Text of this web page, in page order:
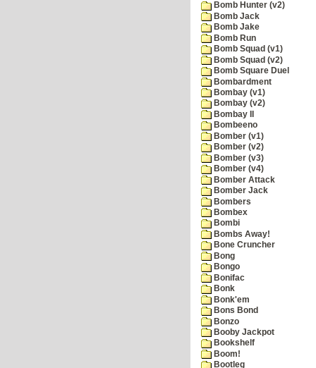
Bomb Hunter (v2)
Bomb Jack
Bomb Jake
Bomb Run
Bomb Squad (v1)
Bomb Squad (v2)
Bomb Square Duel
Bombardment
Bombay (v1)
Bombay (v2)
Bombay II
Bombeeno
Bomber (v1)
Bomber (v2)
Bomber (v3)
Bomber (v4)
Bomber Attack
Bomber Jack
Bombers
Bombex
Bombi
Bombs Away!
Bone Cruncher
Bong
Bongo
Bonifac
Bonk
Bonk'em
Bons Bond
Bonzo
Booby Jackpot
Bookshelf
Boom!
Bootleg